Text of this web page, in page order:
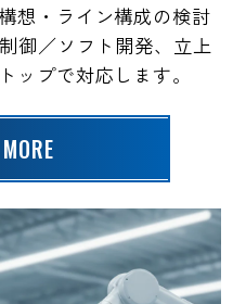
想・ライン構成の検討
御／ソフト開発、立上
ップで対応します。